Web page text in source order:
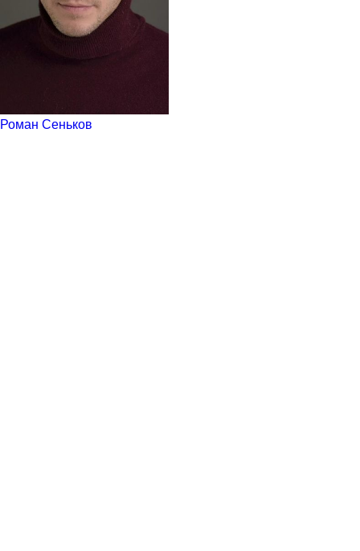
Роман Сеньков